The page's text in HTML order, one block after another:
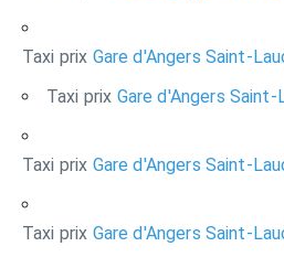
Taxi prix Gare d'Angers Saint-
Taxi prix Gare d'Angers Saint-
Taxi prix Gare d'Angers Saint-
Taxi prix Gare d'Angers Saint-